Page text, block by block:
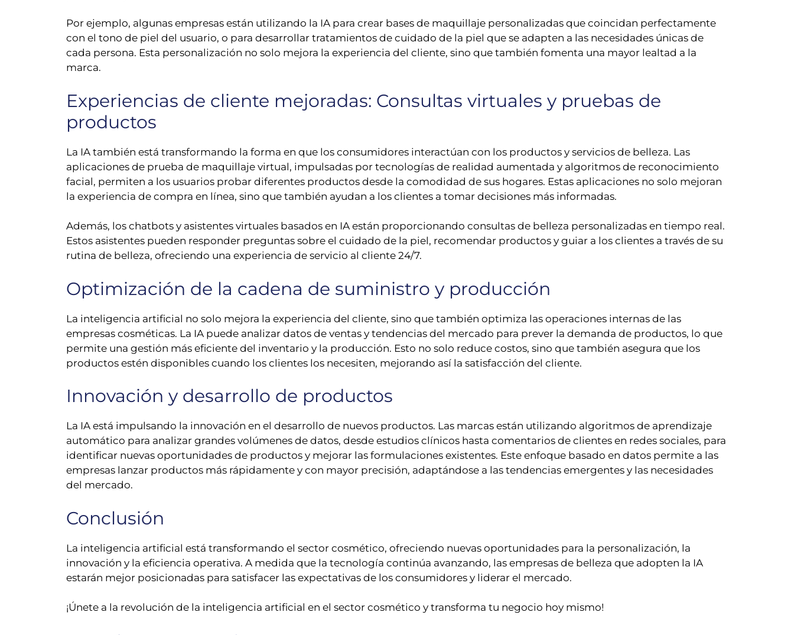
Por ejemplo, algunas empresas están utilizando la IA para crear bases de maquillaje personalizadas que coincidan perfectamente
con el tono de piel del usuario, o para desarrollar tratamientos de cuidado de la piel que se adapten a las necesidades únicas de
cada persona. Esta personalización no solo mejora la experiencia del cliente, sino que también fomenta una mayor lealtad a la
marca.
Experiencias de cliente mejoradas: Consultas virtuales y pruebas de
productos
La IA también está transformando la forma en que los consumidores interactúan con los productos y servicios de belleza. Las
aplicaciones de prueba de maquillaje virtual, impulsadas por tecnologías de realidad aumentada y algoritmos de reconocimiento
facial, permiten a los usuarios probar diferentes productos desde la comodidad de sus hogares. Estas aplicaciones no solo mejoran
la experiencia de compra en línea, sino que también ayudan a los clientes a tomar decisiones más informadas.
Además, los chatbots y asistentes virtuales basados en IA están proporcionando consultas de belleza personalizadas en tiempo real.
Estos asistentes pueden responder preguntas sobre el cuidado de la piel, recomendar productos y guiar a los clientes a través de su
rutina de belleza, ofreciendo una experiencia de servicio al cliente 24/7.
Optimización de la cadena de suministro y producción
La inteligencia artificial no solo mejora la experiencia del cliente, sino que también optimiza las operaciones internas de las
empresas cosméticas. La IA puede analizar datos de ventas y tendencias del mercado para prever la demanda de productos, lo que
permite una gestión más eficiente del inventario y la producción. Esto no solo reduce costos, sino que también asegura que los
productos estén disponibles cuando los clientes los necesiten, mejorando así la satisfacción del cliente.
Innovación y desarrollo de productos
La IA está impulsando la innovación en el desarrollo de nuevos productos. Las marcas están utilizando algoritmos de aprendizaje
automático para analizar grandes volúmenes de datos, desde estudios clínicos hasta comentarios de clientes en redes sociales, para
identificar nuevas oportunidades de productos y mejorar las formulaciones existentes. Este enfoque basado en datos permite a las
empresas lanzar productos más rápidamente y con mayor precisión, adaptándose a las tendencias emergentes y las necesidades
del mercado.
Conclusión
La inteligencia artificial está transformando el sector cosmético, ofreciendo nuevas oportunidades para la personalización, la
innovación y la eficiencia operativa. A medida que la tecnología continúa avanzando, las empresas de belleza que adopten la IA
estarán mejor posicionadas para satisfacer las expectativas de los consumidores y liderar el mercado.
¡Únete a la revolución de la inteligencia artificial en el sector cosmético y transforma tu negocio hoy mismo!